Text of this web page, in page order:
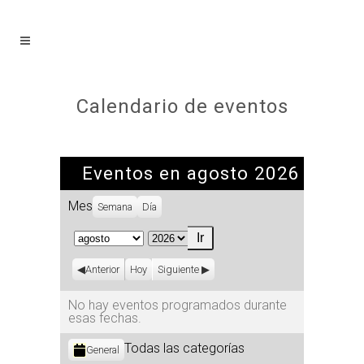
Calendario de eventos
Eventos en agosto 2026
Mes Semana Día
Mes
Año
Anterior Hoy Siguiente
No hay eventos programados durante
esas fechas.
Categorías
General Todas las categorías